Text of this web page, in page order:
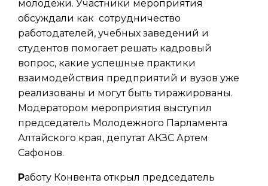
молодежи. Участники мероприятия
обсуждали как сотрудничество
работодателей, учебных заведений и
студентов помогает решать кадровый
вопрос, какие успешные практики
взаимодействия предприятий и вузов уже
реализованы и могут быть тиражированы.
Модератором мероприятия выступил
председатель Молодежного Парламента
Алтайского края, депутат АКЗС Артем
Сафонов.
Работу Конвента открыл председатель